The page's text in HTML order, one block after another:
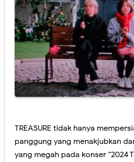
TREASURE tidak hanya
panggung yang menakjubkan
yang megah pada konser “2024